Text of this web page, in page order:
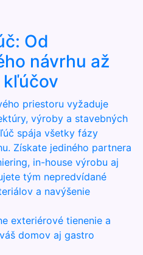
Od
návrhu až
kľúčov
priestoru vyžaduje
výroby a stavebných
spája všetky fázy
Získate jediného partnera
in-house výrobu aj
tým nepredvídané
a navýšenie